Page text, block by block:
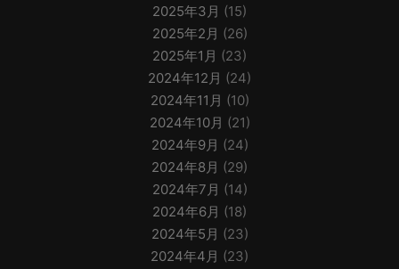
2025年3月 (15)
2025年2月 (26)
2025年1月 (23)
2024年12月 (24)
2024年11月 (10)
2024年10月 (21)
2024年9月 (24)
2024年8月 (29)
2024年7月 (14)
2024年6月 (18)
2024年5月 (23)
2024年4月 (23)